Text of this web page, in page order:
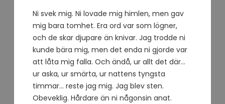
Ni svek mig. Ni lovade mig himlen, men gav
mig bara tomhet. Era ord var som lögner,
och de skar djupare än knivar. Jag trodde ni
kunde bära mig, men det enda ni gjorde var
att låta mig falla. Och ändå, ur allt det där…
ur aska, ur smärta, ur nattens tyngsta
timmar… reste jag mig. Jag blev sten.
Obeveklig. Hårdare än ni någonsin anat.